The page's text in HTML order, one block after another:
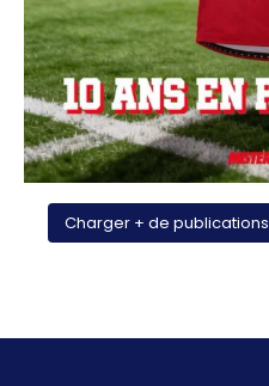
Charger + de publications